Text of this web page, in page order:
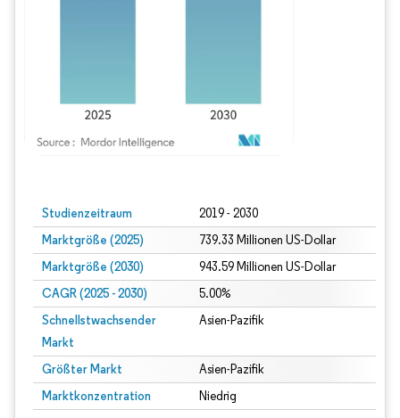
Studienzeitraum 2019 - 2030
Marktgröße (2025) 739.33 Millionen US-Dollar
Marktgröße (2030) 943.59 Millionen US-Dollar
CAGR (2025 - 2030) 5.00%
Schnellstwachsender
Markt
Asien-Pazifik
Größter Markt Asien-Pazifik
Marktkonzentration Niedrig